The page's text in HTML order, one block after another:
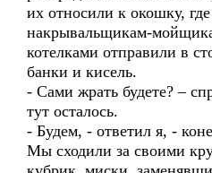
их относили к окошку,
накрывальщикам-
котелками отправили в
банки и кисель.
- Сами жрать будете? –
тут осталось.
- Будем, - ответил я, -
Мы сходили за своими